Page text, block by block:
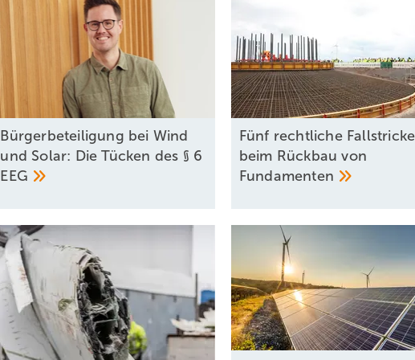
Bürgerbeteiligung bei Wind
und Solar: Die Tücken des § 6
EEG
Fünf rechtliche Fallstricke
beim Rückbau von
Fundamenten